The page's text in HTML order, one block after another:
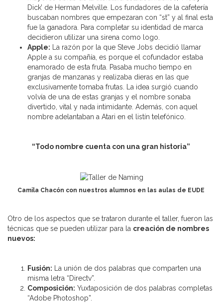
Dick’ de Herman Melville. Los fundadores de la cafetería
buscaban nombres que empezaran con “st” y al final esta
fue la ganadora. Para completar su identidad de marca
decidieron utilizar una sirena como logo.
Apple: La razón por la que Steve Jobs decidió llamar
Apple a su compañía, es porque el cofundador estaba
enamorado de esta fruta. Pasaba mucho tiempo en
granjas de manzanas y realizaba dieras en las que
exclusivamente tomaba frutas. La idea surgió cuando
volvía de una de estas granjas y el nombre sonaba
divertido, vital y nada intimidante. Además, con aquel
nombre adelantaban a Atari en el listín telefónico.
“Todo nombre cuenta con una gran historia”
Camila Chacón con nuestros alumnos en las aulas de EUDE
Otro de los aspectos que se trataron durante el taller, fueron las
técnicas que se pueden utilizar para la creación de nombres
nuevos:
Fusión: La unión de dos palabras que comparten una
misma letra “Directv”.
Composición: Yuxtaposición de dos palabras completas
“Adobe Photoshop”.